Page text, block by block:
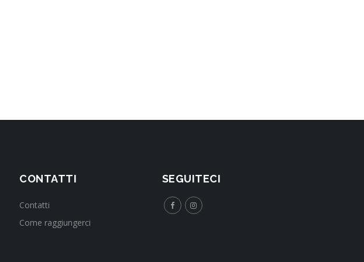
CONTATTI
Contatti
Come raggiungerci
SEGUITECI